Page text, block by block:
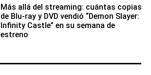
Más allá del streaming: cuántas copias
de Blu-ray y DVD vendió “Demon Slayer:
Infinity Castle” en su semana de
estreno